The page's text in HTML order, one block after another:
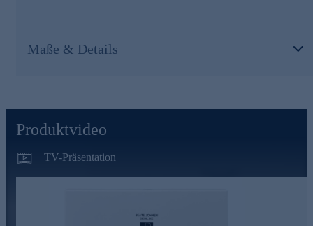
Maße & Details
Produktvideo
TV-Präsentation